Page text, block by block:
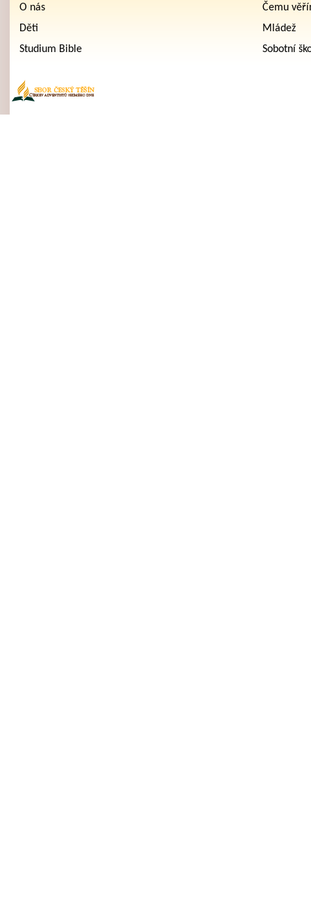
O nás
Čemu
Děti
Mládež
Studium Bible
Sobotní